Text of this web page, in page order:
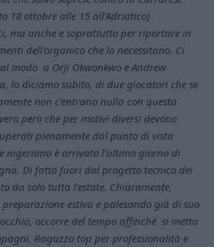
18 ottobre alle 15 all'Adriatico)
ma anche e soprattutto per riportare in
dell'organico che lo necessitano. Ci
modo a Orji Okwonkwo e Andrew
lo diciamo subito, di due giocatori che se
non c'entrano nulla con questa
però che per motivi diversi devono
pienamente dal punto di vista
nigeriano è arrivato l'ultimo giorno di
Di fatto fuori dal progetto tecnico dei
da solo tutta l'estate. Chiaramente,
estiva e palesando già di suo
occorre del tempo affinchè si metta
Ragazzo top per professionalità e